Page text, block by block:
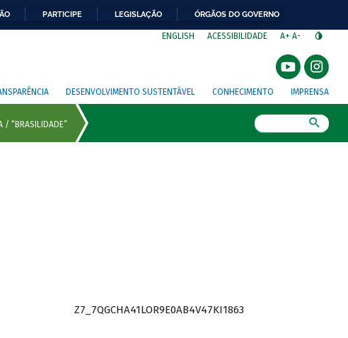
PARTICIPE LEGISLAÇÃO ÓRGÃOS DO GOVERNO
ENGLISH ACESSIBILIDADE A+ A-
DESENVOLVIMENTO SUSTENTÁVEL CONHECIMENTO IMPRENSA
Z7_7QGCHA41LOR9E0AB4V47KI1863